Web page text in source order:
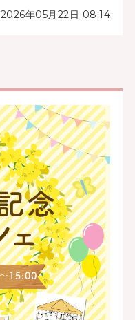
2026年05月22日 08:14